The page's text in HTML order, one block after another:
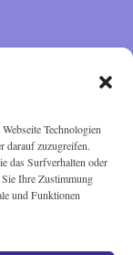
Technologien
darauf zuzugreifen.
das Surfverhalten oder
Ihre Zustimmung
und Funktionen